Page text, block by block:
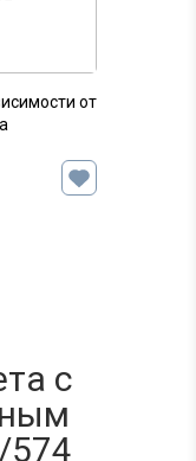
от
с
574